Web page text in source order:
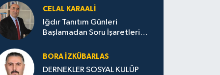
CELAL KARAALİ
Iğdır Tanıtım Günleri
Başlamadan Soru İşaretleri
BORA İZKÜBARLAS
DERNEKLER SOSYAL KULÜP